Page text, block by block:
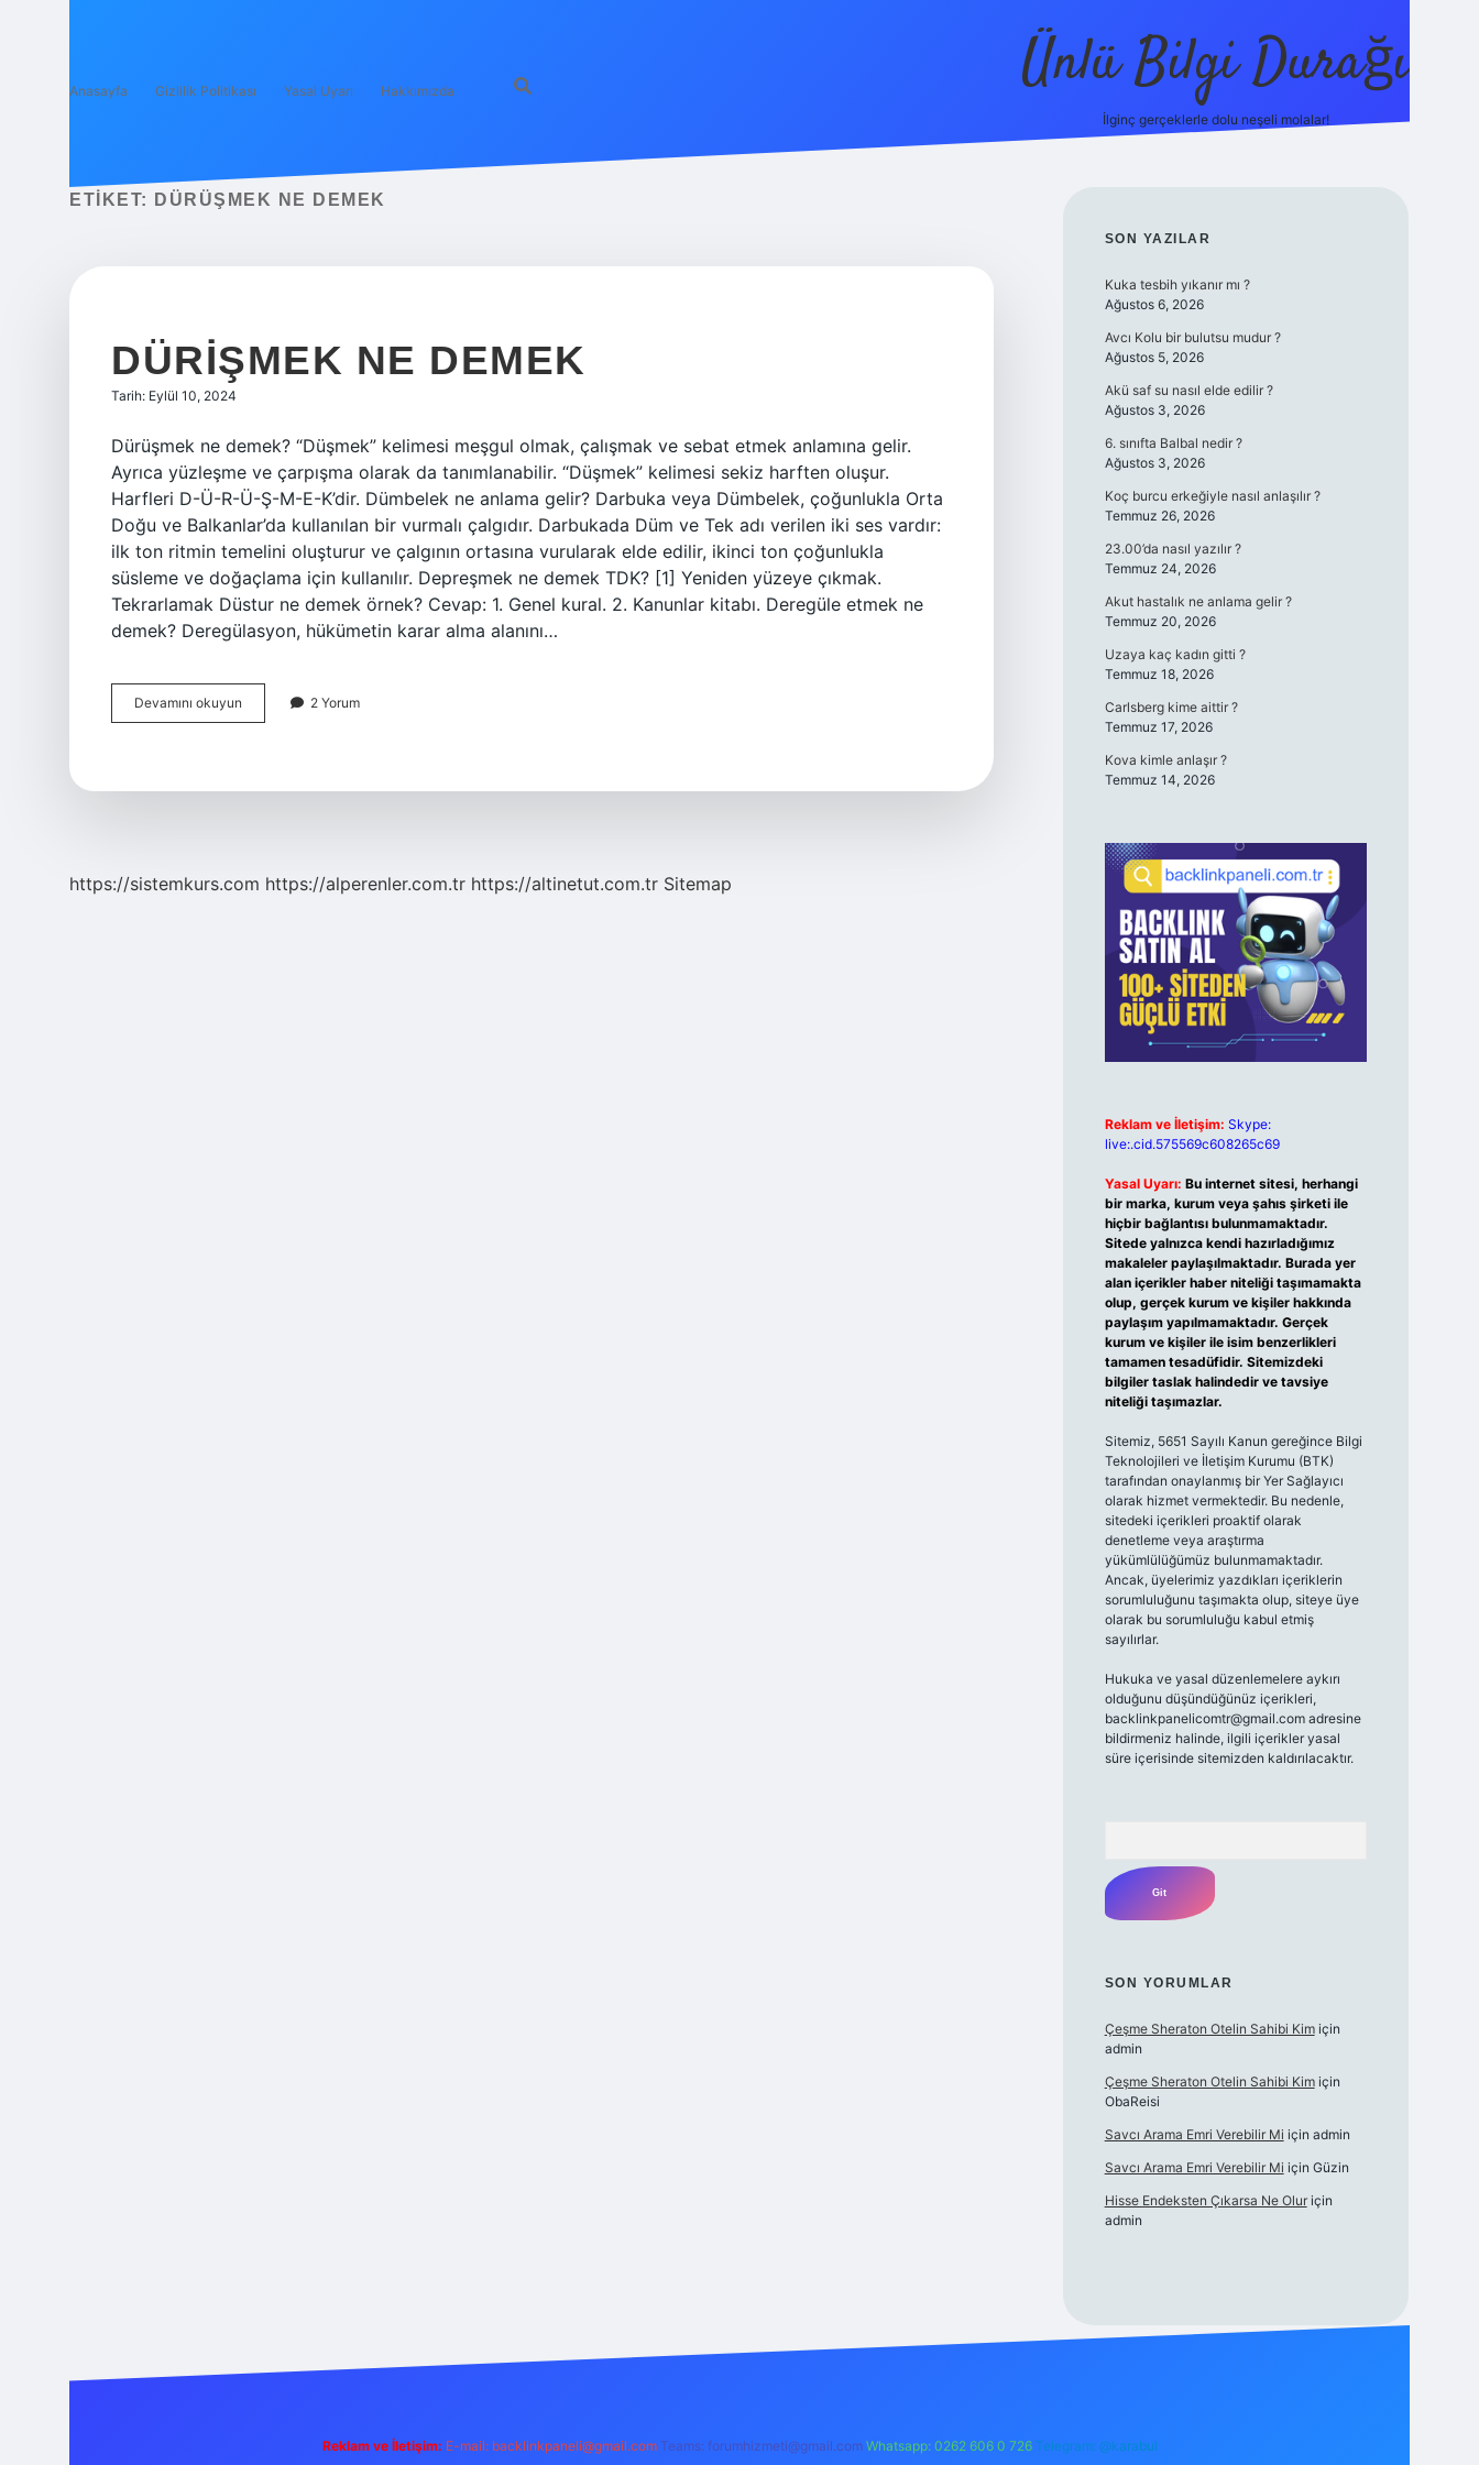
Anasayfa Gizlilik Politikası Yasal Uyarı Hakkımızda Ünlü Bilgi Durağı
İlginç gerçeklerle dolu neşeli molalar!
ETIKET: DÜRÜŞMEK NE DEMEK
DÜRIŞMEK NE DEMEK
Tarih: Eylül 10, 2024
Dürüşmek ne demek? “Düşmek” kelimesi meşgul olmak, çalışmak ve sebat etmek anlamına gelir.
Ayrıca yüzleşme ve çarpışma olarak da tanımlanabilir. “Düşmek” kelimesi sekiz harften oluşur.
Harfleri D-Ü-R-Ü-Ş-M-E-K’dir. Dümbelek ne anlama gelir? Darbuka veya Dümbelek, çoğunlukla Orta
Doğu ve Balkanlar’da kullanılan bir vurmalı çalgıdır. Darbukada Düm ve Tek adı verilen iki ses vardır:
ilk ton ritmin temelini oluşturur ve çalgının ortasına vurularak elde edilir, ikinci ton çoğunlukla
süsleme ve doğaçlama için kullanılır. Depreşmek ne demek TDK? [1] Yeniden yüzeye çıkmak.
Tekrarlamak Düstur ne demek örnek? Cevap: 1. Genel kural. 2. Kanunlar kitabı. Deregüle etmek ne
demek? Deregülasyon, hükümetin karar alma alanını…
Devamını okuyun Dürişmek
Ne
2 Yorum
https://sistemkurs.com https://alperenler.com.tr https://altinetut.com.tr Sitemap
SIDEBAR
SON YAZILAR
Kuka tesbih yıkanır mı ?
Ağustos 6, 2026
Avcı Kolu bir bulutsu mudur ?
Ağustos 5, 2026
Akü saf su nasıl elde edilir ?
Ağustos 3, 2026
6. sınıfta Balbal nedir ?
Ağustos 3, 2026
Koç burcu erkeğiyle nasıl anlaşılır ?
Temmuz 26, 2026
23.00’da nasıl yazılır ?
Temmuz 24, 2026
Akut hastalık ne anlama gelir ?
Temmuz 20, 2026
Uzaya kaç kadın gitti ?
Temmuz 18, 2026
Carlsberg kime aittir ?
Temmuz 17, 2026
Kova kimle anlaşır ?
Temmuz 14, 2026
Reklam ve İletişim: Skype:
live:.cid.575569c608265c69
Yasal Uyarı: Bu internet sitesi, herhangi
bir marka, kurum veya şahıs şirketi ile
hiçbir bağlantısı bulunmamaktadır.
Sitede yalnızca kendi hazırladığımız
makaleler paylaşılmaktadır. Burada yer
alan içerikler haber niteliği taşımamakta
olup, gerçek kurum ve kişiler hakkında
paylaşım yapılmamaktadır. Gerçek
kurum ve kişiler ile isim benzerlikleri
tamamen tesadüfidir. Sitemizdeki
bilgiler taslak halindedir ve tavsiye
niteliği taşımazlar.
Sitemiz, 5651 Sayılı Kanun gereğince Bilgi
Teknolojileri ve İletişim Kurumu (BTK)
tarafından onaylanmış bir Yer Sağlayıcı
olarak hizmet vermektedir. Bu nedenle,
sitedeki içerikleri proaktif olarak
denetleme veya araştırma
yükümlülüğümüz bulunmamaktadır.
Ancak, üyelerimiz yazdıkları içeriklerin
sorumluluğunu taşımakta olup, siteye üye
olarak bu sorumluluğu kabul etmiş
sayılırlar.
Hukuka ve yasal düzenlemelere aykırı
olduğunu düşündüğünüz içerikleri,
backlinkpanelicomtr@gmail.comadresine
bildirmeniz halinde, ilgili içerikler yasal
süre içerisinde sitemizden kaldırılacaktır.
SON YORUMLAR
Çeşme Sheraton Otelin Sahibi Kimiçin
admin
Çeşme Sheraton Otelin Sahibi Kimiçin
ObaReisi
Savcı Arama Emri Verebilir Mi için admin
Savcı Arama Emri Verebilir Mi için Güzin
Hisse Endeksten Çıkarsa Ne Oluriçin
admin
Reklam ve İletişim: E-mail: backlinkpaneli@gmail.com Teams: forumhizmeti@gmail.com Whatsapp: 0262 606 0 726 Telegram: @karabul